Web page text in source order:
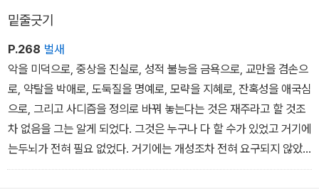
밑줄긋기
P.268 벌새
악을 미덕으로, 중상을 진실로, 성적 불능을 금욕으로, 교만을 겸손으
로, 약탈을 박애로, 도둑질을 명예로, 모략을 지혜로, 잔혹성을 애국심
으로, 그리고 사디즘을 정의로 바꿔 놓는다는 것은 재주라고 할 것조
차 없음을 그는 알게 되었다. 그것은 누구나 다 할 수가 있었고 거기에
는두뇌가 전혀 필요 없었다. 거기에는 개성조차 전혀 요구되지 않았
다.